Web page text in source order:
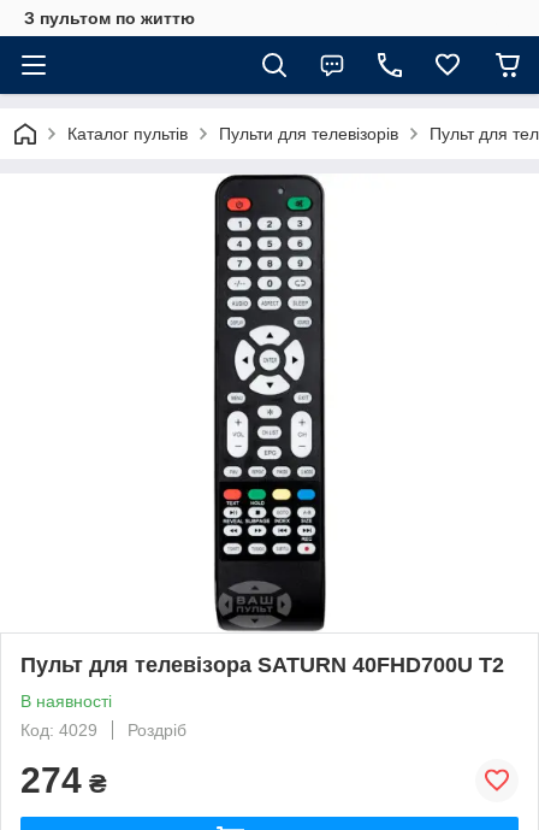
З пультом по життю
Каталог пультів Пульти для телевізорів Пульт для
Пульт для телевізора SATURN 40FHD700U T2
В наявності
Код: 4029
Роздріб
274 ₴